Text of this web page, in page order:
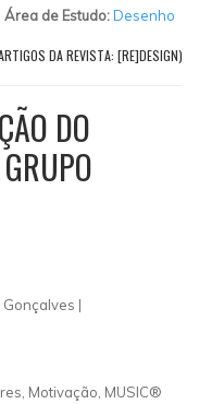
Área de Estudo:Desenho
DA REVISTA: [RE]DESIGN)
DO
|
Motivação, MUSIC®